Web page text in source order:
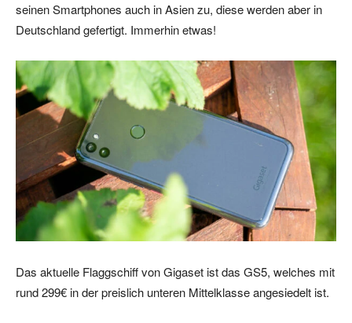
seinen Smartphones auch in Asien zu, diese werden aber in
Deutschland gefertigt. Immerhin etwas!
Das aktuelle Flaggschiff von Gigaset ist das GS5, welches mit
rund 299€ in der preislich unteren Mittelklasse angesiedelt ist.